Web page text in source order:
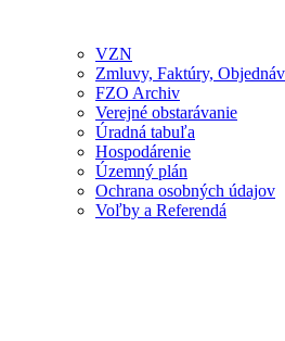
VZN
Zmluvy, Faktúry,
FZO Archiv
Verejné obstarávanie
Úradná tabuľa
Hospodárenie
Územný plán
Ochrana osobných údajov
Voľby a Referendá